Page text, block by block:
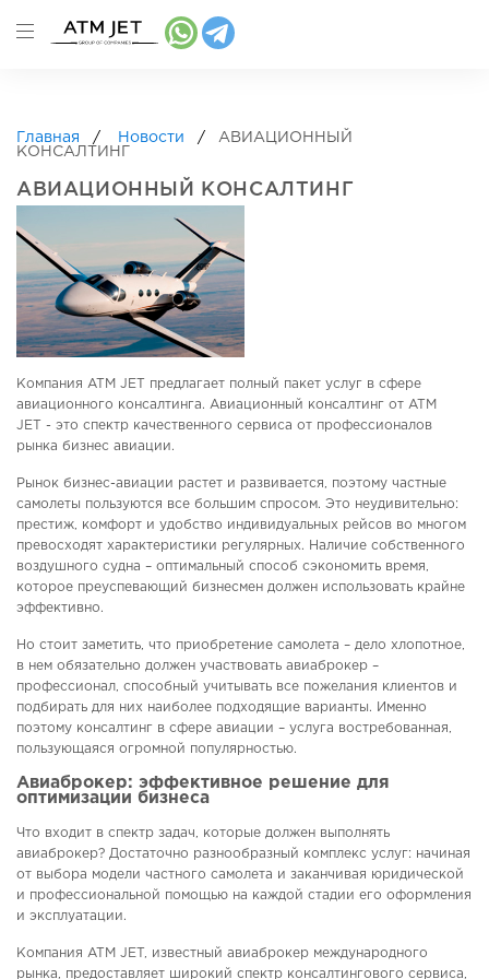
Главная Новости
АВИАЦИОННЫЙ
КОНСАЛТИНГ
АВИАЦИОННЫЙ КОНСАЛТИНГ
Компания ATM JET предлагает полный пакет услуг в сфере
авиационного консалтинга. Авиационный консалтинг от ATM
JET - это спектр качественного сервиса от профессионалов
рынка бизнес авиации.
Рынок бизнес-авиации растет и развивается, поэтому частные
самолеты пользуются все большим спросом. Это неудивительно:
престиж, комфорт и удобство индивидуальных рейсов во многом
превосходят характеристики регулярных. Наличие собственного
воздушного судна – оптимальный способ сэкономить время,
которое преуспевающий бизнесмен должен использовать крайне
эффективно.
Но стоит заметить, что приобретение самолета – дело хлопотное,
в нем обязательно должен участвовать авиаброкер –
профессионал, способный учитывать все пожелания клиентов и
подбирать для них наиболее подходящие варианты. Именно
поэтому консалтинг в сфере авиации – услуга востребованная,
пользующаяся огромной популярностью.
Авиаброкер: эффективное решение для
оптимизации бизнеса
Что входит в спектр задач, которые должен выполнять
авиаброкер? Достаточно разнообразный комплекс услуг: начиная
от выбора модели частного самолета и заканчивая юридической
и профессиональной помощью на каждой стадии его оформления
и эксплуатации.
Компания ATM JET, известный авиаброкер международного
рынка, предоставляет широкий спектр консалтингового сервиса,